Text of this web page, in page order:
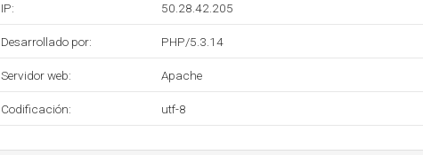
IP: 50.28.42.205
Desarrollado por: PHP/5.3.14
Servidor web: Apache
Codificación: utf-8